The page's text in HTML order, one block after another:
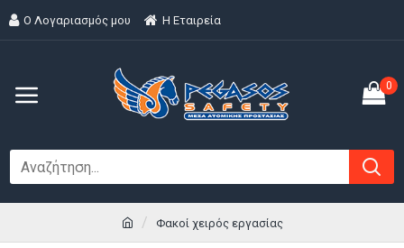
Ο Λογαριασμός μου H Εταιρεία
0
Φακοί χειρός εργασίας